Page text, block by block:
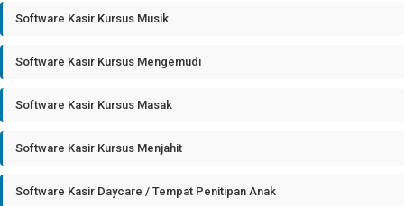
Software Kasir Kursus Musik
Software Kasir Kursus Mengemudi
Software Kasir Kursus Masak
Software Kasir Kursus Menjahit
Software Kasir Daycare / Tempat Penitipan Anak